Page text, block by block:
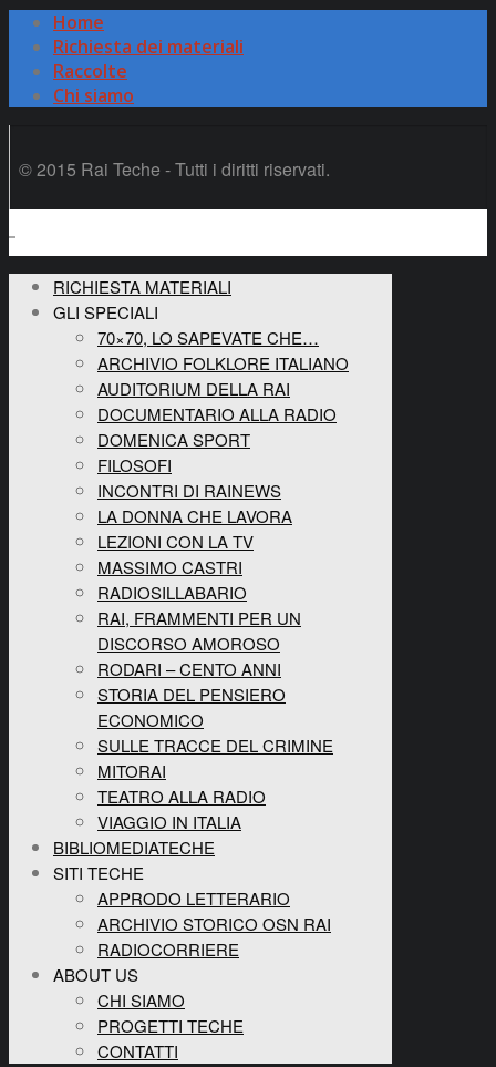
Home
Richiesta dei materiali
Raccolte
Chi siamo
© 2015 Rai Teche - Tutti i diritti riservati.
RICHIESTA MATERIALI
GLI SPECIALI
70×70, LO SAPEVATE CHE…
ARCHIVIO FOLKLORE ITALIANO
AUDITORIUM DELLA RAI
DOCUMENTARIO ALLA RADIO
DOMENICA SPORT
FILOSOFI
INCONTRI DI RAINEWS
LA DONNA CHE LAVORA
LEZIONI CON LA TV
MASSIMO CASTRI
RADIOSILLABARIO
RAI, FRAMMENTI PER UN
DISCORSO AMOROSO
RODARI – CENTO ANNI
STORIA DEL PENSIERO
ECONOMICO
SULLE TRACCE DEL CRIMINE
MITORAI
TEATRO ALLA RADIO
VIAGGIO IN ITALIA
BIBLIOMEDIATECHE
SITI TECHE
APPRODO LETTERARIO
ARCHIVIO STORICO OSN RAI
RADIOCORRIERE
ABOUT US
CHI SIAMO
PROGETTI TECHE
CONTATTI